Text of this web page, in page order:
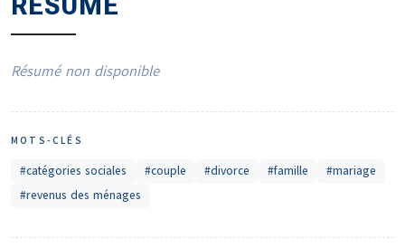
Résumé non disponible
MOTS-CLÉS
#catégories sociales #couple #divorce #famille
#mariage
#revenus des ménages